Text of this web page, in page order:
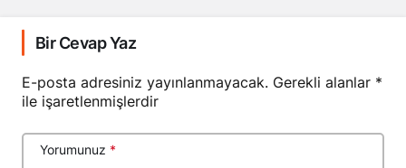
Bir Cevap Yaz
E-posta adresiniz yayınlanmayacak. Gerekli alanlar *
ile işaretlenmişlerdir
Yorumunuz *